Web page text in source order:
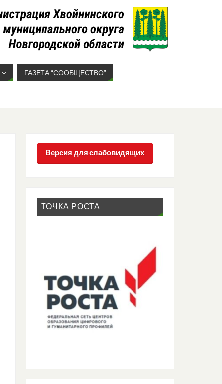
ГАЗЕТА “СООБЩЕСТВО”
Версия для слабовидящих
ТОЧКА РОСТА